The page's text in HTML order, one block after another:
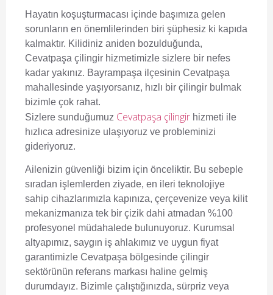
Hayatın koşuşturmacası içinde başımıza gelen
sorunların en önemlilerinden biri şüphesiz ki kapıda
kalmaktır. Kilidiniz aniden bozulduğunda,
Cevatpaşa çilingir hizmetimizle sizlere bir nefes
kadar yakınız. Bayrampaşa ilçesinin Cevatpaşa
mahallesinde yaşıyorsanız, hızlı bir çilingir bulmak
bizimle çok rahat.
Sizlere sunduğumuz Cevatpaşa çilingir hizmeti ile
hızlıca adresinize ulaşıyoruz ve probleminizi
gideriyoruz.
Ailenizin güvenliği bizim için önceliktir. Bu sebeple
sıradan işlemlerden ziyade, en ileri teknolojiye
sahip cihazlarımızla kapınıza, çerçevenize veya kilit
mekanizmanıza tek bir çizik dahi atmadan %100
profesyonel müdahalede bulunuyoruz. Kurumsal
altyapımız, saygın iş ahlakımız ve uygun fiyat
garantimizle Cevatpaşa bölgesinde çilingir
sektörünün referans markası haline gelmiş
durumdayız. Bizimle çalıştığınızda, sürpriz veya